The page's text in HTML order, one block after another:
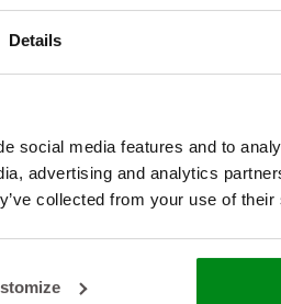
Details
social media features and to
advertising and analytics
collected from your use of